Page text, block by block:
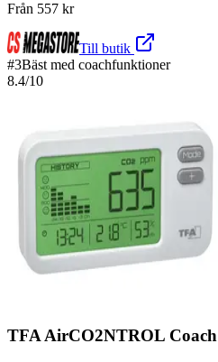
Från 557 kr
Till butik
#3Bäst med coachfunktioner
8.4/10
TFA AirCO2NTROL Coach